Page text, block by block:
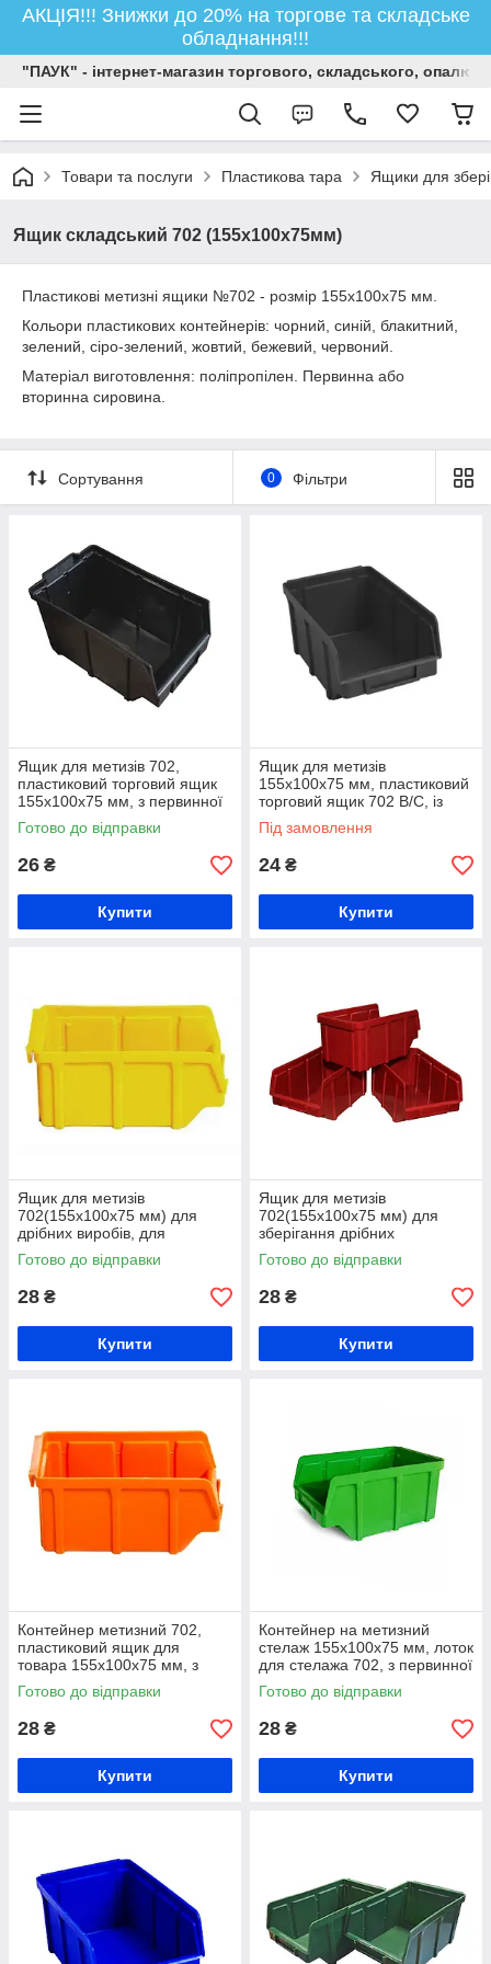
АКЦІЯ!!! Знижки до 20% на торгове та складське
обладнання!!!
"ПАУК" - інтернет-магазин торгового, складського,
Товари та послуги Пластикова тара Ящики для
Ящик складський 702 (155х100х75мм)
Пластикові метизні ящики №702 - розмір 155х100х75 мм.
Кольори пластикових контейнерів: чорний, синій, блакитний,
зелений, сіро-зелений, жовтий, бежевий, червоний.
Матеріал виготовлення: поліпропілен. Первинна або
вторинна сировина.
Сортування 0 Фільтри
Ящик для метизів 702,
пластиковий торговий ящик
155х100х75 мм, з первинної
сировини
Готово до відправки
26 ₴
Купити
Ящик для метизів
155х100х75 мм, пластиковий
торговий ящик 702 В/С, із
вторинної сировини
Під замовлення
24 ₴
Купити
Ящик для метизів
702(155х100х75 мм) для
дрібних виробів, для
металовиробів, з первинної
сировини
Готово до відправки
28 ₴
Купити
Ящик для метизів
702(155х100х75 мм) для
зберігання дрібних
металовиробів, складський
контейнер, з первинної
Готово до відправки
28 ₴
Купити
Контейнер метизний 702,
пластиковий ящик для
товара 155х100х75 мм, з
первинної сировини
Готово до відправки
28 ₴
Купити
Контейнер на метизний
стелаж 155х100х75 мм, лоток
для стелажа 702, з первинної
сировини
Готово до відправки
28 ₴
Купити